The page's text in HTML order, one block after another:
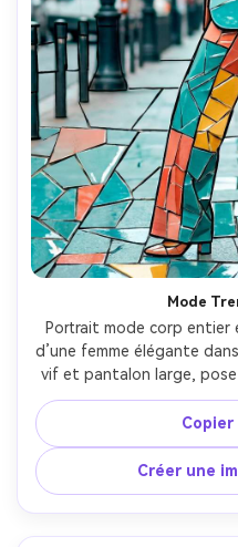
Mode
Portrait mode corp entier
d’une femme élégante
vif et pantalon large, pose
de céramique brisés
turquoise saturé, corail
barcelonaise stylisé en
audacieux, composition
détaillés, ambiance poster
faible
Créer une